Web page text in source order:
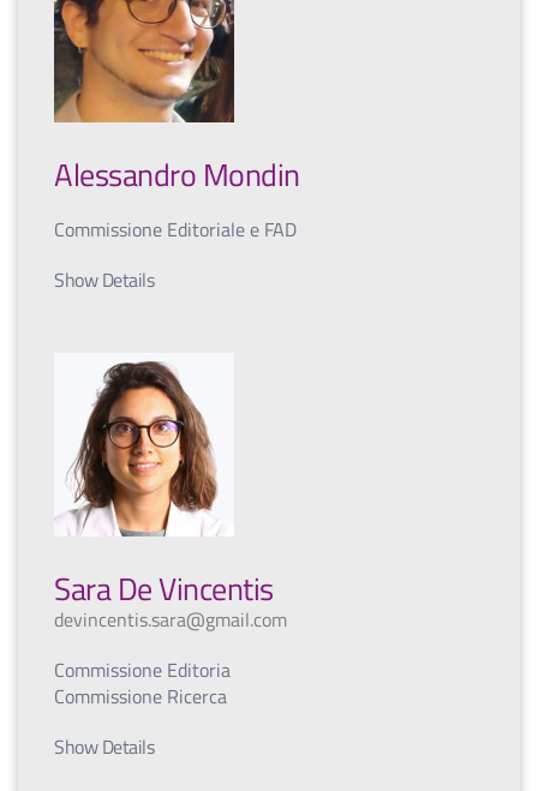
Alessandro Mondin
Commissione Editoriale e FAD
Show Details
Sara De Vincentis
devincentis.sara@gmail.com
Commissione Editoria
Commissione Ricerca
Show Details